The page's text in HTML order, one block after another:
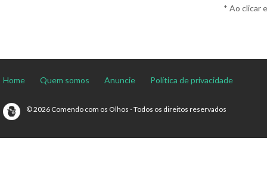
* Ao clicar
Home Quem somos Anuncie Política de privacidade
© 2026 Comendo com os Olhos - Todos os direitos reservados